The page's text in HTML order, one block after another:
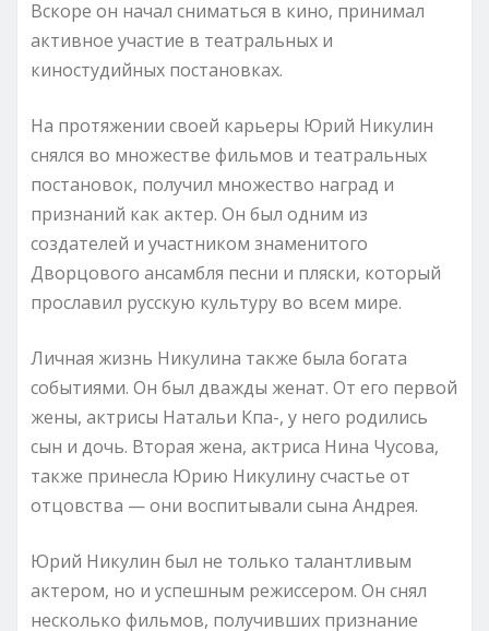
Вскоре он начал сниматься в кино, принимал
активное участие в театральных и
киностудийных постановках.
На протяжении своей карьеры Юрий Никулин
снялся во множестве фильмов и театральных
постановок, получил множество наград и
признаний как актер. Он был одним из
создателей и участником знаменитого
Дворцового ансамбля песни и пляски, который
прославил русскую культуру во всем мире.
Личная жизнь Никулина также была богата
событиями. Он был дважды женат. От его первой
жены, актрисы Натальи Кпа-, у него родились
сын и дочь. Вторая жена, актриса Нина Чусова,
также принесла Юрию Никулину счастье от
отцовства — они воспитывали сына Андрея.
Юрий Никулин был не только талантливым
актером, но и успешным режиссером. Он снял
несколько фильмов, получивших признание